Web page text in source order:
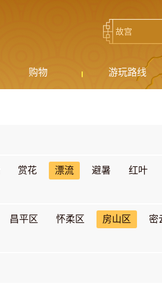
购物 游玩路线
赏花 漂流 避暑 红叶
昌平区 怀柔区 房山区 密